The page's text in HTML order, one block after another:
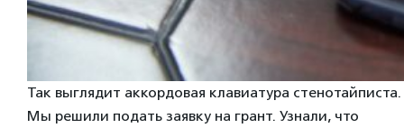
Так выглядит аккордовая клавиатура
Мы решили подать заявку на грант. Узнали, что